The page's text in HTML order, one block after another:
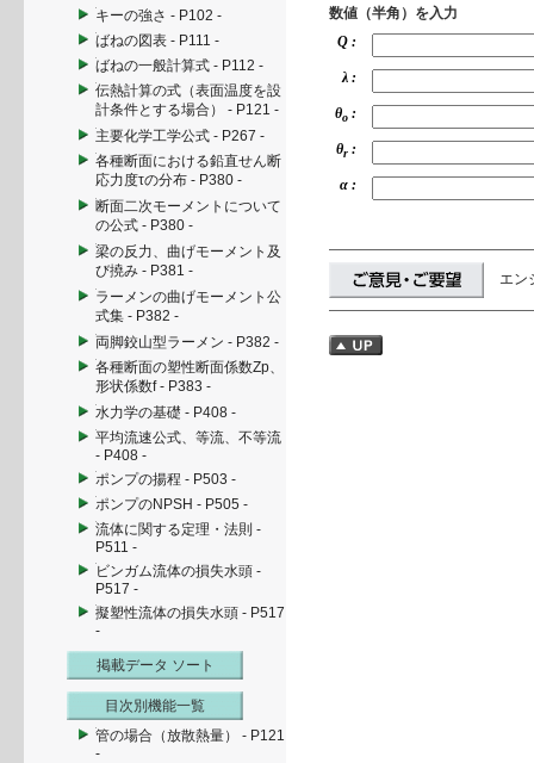
キーの強さ - P102 -
ばねの図表 - P111 -
ばねの一般計算式 - P112 -
伝熱計算の式（表面温度を設
計条件とする場合） - P121 -
主要化学工学公式 - P267 -
各種断面における鉛直せん断
応力度τの分布 - P380 -
断面二次モーメントについて
の公式 - P380 -
梁の反力、曲げモーメント及
び撓み - P381 -
ラーメンの曲げモーメント公
式集 - P382 -
両脚鉸山型ラーメン - P382 -
各種断面の塑性断面係数Zp、
形状係数f - P383 -
水力学の基礎 - P408 -
平均流速公式、等流、不等流
- P408 -
ポンプの揚程 - P503 -
ポンプのNPSH - P505 -
流体に関する定理・法則 -
P511 -
ビンガム流体の損失水頭 -
P517 -
擬塑性流体の損失水頭 - P517
-
掲載データ ソート
目次別機能一覧
管の場合（放散熱量） - P121
-
数値（半角）を入力
Q :
λ :
θo :
θr :
α :
エン